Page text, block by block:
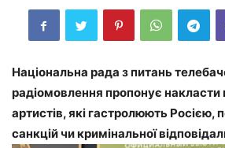
Національна рада з питань
радіомовлення пропонує накласти
артистів, які гастролюють Росією,
санкцій чи кримінальної